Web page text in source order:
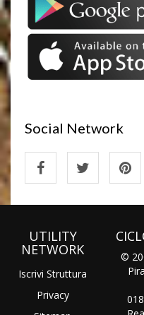
Social Network
UTILITY
NETWORK
Iscrivi Struttura
Privacy
©